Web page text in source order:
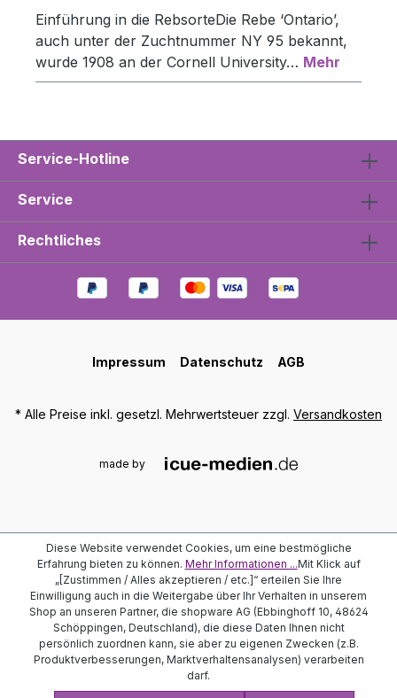
Einführung in die RebsorteDie Rebe ‘Ontario’,
auch unter der Zuchtnummer NY 95 bekannt,
wurde 1908 an der Cornell University… Mehr
Service-Hotline
Service
Rechtliches
Impressum Datenschutz AGB
* Alle Preise inkl. gesetzl. Mehrwertsteuer zzgl. Versandkosten
made by
Diese Website verwendet Cookies, um eine bestmögliche
Erfahrung bieten zu können. Mehr Informationen ...Mit Klick auf
„[Zustimmen / Alles akzeptieren / etc.]“ erteilen Sie Ihre
Einwilligung auch in die Weitergabe über Ihr Verhalten in unserem
Shop an unseren Partner, die shopware AG (Ebbinghoff 10, 48624
Schöppingen, Deutschland), die diese Daten Ihnen nicht
persönlich zuordnen kann, sie aber zu eigenen Zwecken (z.B.
Produktverbesserungen, Marktverhaltensanalysen) verarbeiten
darf.